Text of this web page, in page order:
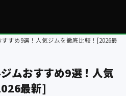
すめ9選！人気ジムを徹底比較！[2026最
ムおすすめ9選！人気
最新]